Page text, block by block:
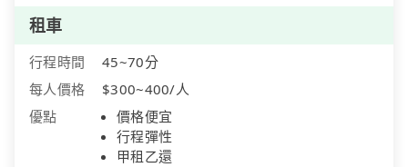
租車
行程時間
45~70分
每人價格
$300~400/人
優點
價格便宜
行程彈性
甲租乙還